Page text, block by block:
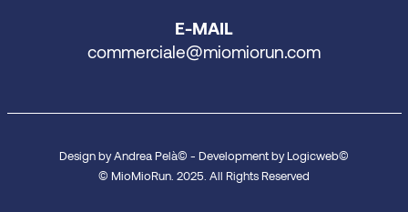
E-MAIL
commerciale@miomiorun.com
Design by Andrea Pelà© - Development by Logicweb©
© MioMioRun. 2025. All Rights Reserved